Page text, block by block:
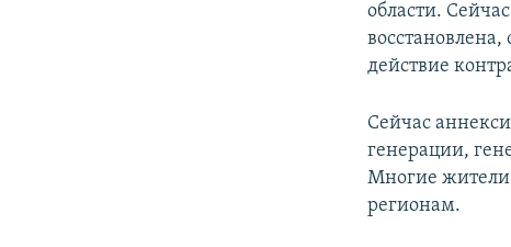
области.
действие
Сейчас
генерации,
Многие жители
регионам.